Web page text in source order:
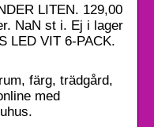
LITEN. 129,00
NaN st i. Ej i lager
LED VIT 6-PACK.
färg, trädgård,
med